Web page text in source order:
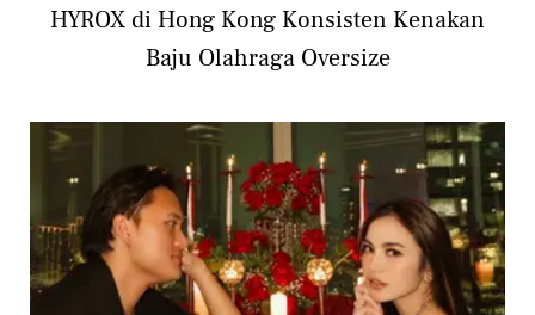
HYROX di Hong Kong Konsisten Kenakan
Baju Olahraga Oversize